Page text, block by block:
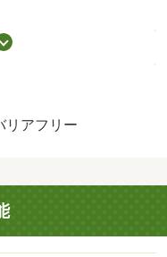
学校（1,430m）
おります
リアフリー